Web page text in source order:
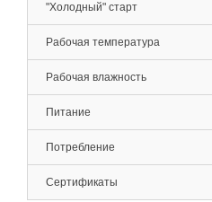
"Холодный" старт
Рабочая температура
Рабочая влажность
Питание
Потребление
Сертификаты